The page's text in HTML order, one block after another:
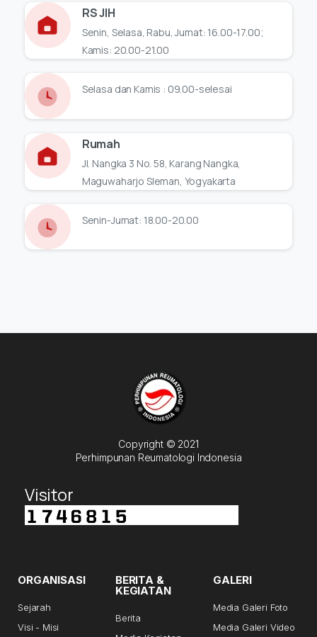
RS JIH
Senin, Selasa, Rabu, Jumat: 16.00-17.00;
Kamis: 20.00-21.00
Selasa dan Kamis : 09.00-selesai
Rumah
Jl. Nangka 3 No. 58, Karang Nangka,
Maguwaharjo Sleman, Yogyakarta
Senin-Jumat: 18.00-20.00
Copyright © 2021
Perhimpunan Reumatologi Indonesia
Visitor
ORGANISASI
Sejarah
Visi - Misi
BERITA &
KEGIATAN
Berita
GALERI
Media Galeri Foto
Media Galeri Video